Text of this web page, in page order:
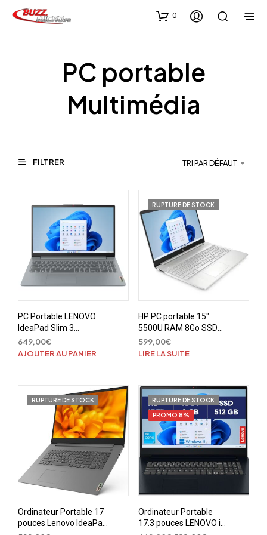
0
PC portable
Multimédia
FILTRER TRI PAR DÉFAUT
PC Portable LENOVO
IdeaPad Slim 3
15AMN8
649,00€
AJOUTER AU PANIER
RUPTURE DE STOCK
HP PC portable 15″
5500U RAM 8Go SSD
512Go
599,00€
LIRE LA SUITE
RUPTURE DE STOCK
Ordinateur Portable 17
pouces Lenovo IdeaPad
RUPTURE DE STOCK
PROMO 8%
Ordinateur Portable
17.3 pouces LENOVO i3,